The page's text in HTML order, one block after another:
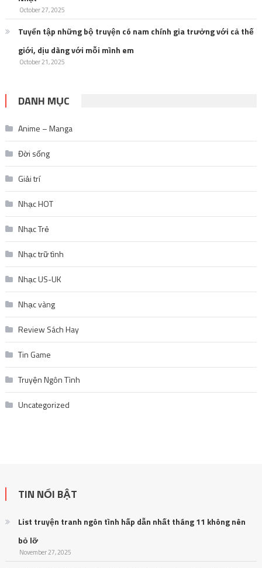
October 27, 2025
Tuyển tập những bộ truyện có nam chính gia trưởng với cả thế
giới, dịu dàng với mỗi mình em
October 21, 2025
DANH MỤC
Anime – Manga
Đời sống
Giải trí
Nhạc HOT
Nhạc Trẻ
Nhạc trữ tình
Nhạc US-UK
Nhạc vàng
Review Sách Hay
Tin Game
Truyện Ngôn Tình
Uncategorized
TIN NỔI BẬT
List truyện tranh ngôn tình hấp dẫn nhất tháng 11 không nên
bỏ lỡ
November 27, 2025